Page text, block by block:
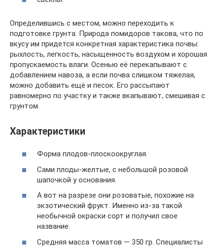
Определившись с местом, можно переходить к
подготовке грунта. Природа помидоров такова, что по
вкусу им придется конкретная характеристика почвы:
рыхлость, легкость, насыщенность воздухом и хорошая
пропускаемость влаги. Осенью её перекапывают с
добавлением навоза, а если почва слишком тяжелая,
можно добавить ещё и песок. Его рассыпают
равномерно по участку и также вкапывают, смешивая с
грунтом.
Характеристики
Форма плодов-плоскоокруглая.
Сами плоды-желтые, с небольшой розовой
шапочкой у основания.
А вот на разрезе они розоватые, похожие на
экзотический фрукт. Именно из-за такой
необычной окраски сорт и получил свое
название.
Средняя масса томатов — 350 гр. Специалисты